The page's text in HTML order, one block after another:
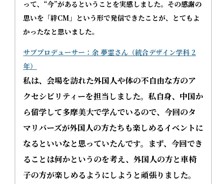
って、“今”があるということを実感しました。その感謝の
思いを「絆CM」という形で発信できたことが、とてもよ
かったなと思いました。
サブプロデューサー：余 夢霊さん（統合デザイン学科 2
年）
私は、会場を訪れた外国人や体の不自由な方のア
クセシビリティーを担当しました。私自身、中国か
ら留学して多摩美大で学んでいるので、今回のタ
マリバーズが外国人の方たちも楽しめるイベントに
なるといいなと思っていたんです。まず、今回でき
ることは何かというのを考え、外国人の方と車椅
子の方が楽しめるようにしようと頑張りました。